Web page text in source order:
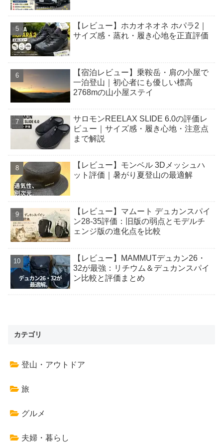
【レビュー】ホカオネオネ ホパラ2｜
サイズ感・蒸れ・履き心地を正直評価
【宿泊レビュー】乗鞍岳・肩の小屋で
一泊登山｜初心者にも優しい標高
2768mの山小屋ステイ
サロモンREELAX SLIDE 6.0の評価レ
ビュー｜サイズ感・履き心地・注意点
まで解説
【レビュー】モンベル 3Dメッシュハ
ット評価｜暑がり夏登山の最適解
【レビュー】マムート デュカンスパイ
ン28-35評価：旧版の弱点とモデルチ
ェンジ版の進化点を比較
【レビュー】MAMMUTデュカン26・
32が最強：リチウム＆デュカンスパイ
ン比較と評価まとめ
カテゴリ
登山・アウトドア
旅
グルメ
夫婦・暮らし